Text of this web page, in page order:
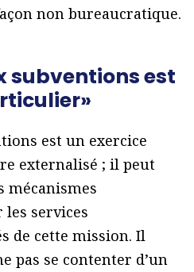
non bureaucratique.
subventions est
est un exercice
externalisé ; il peut
mécanismes
les services
de cette mission. Il
pas se contenter d’un